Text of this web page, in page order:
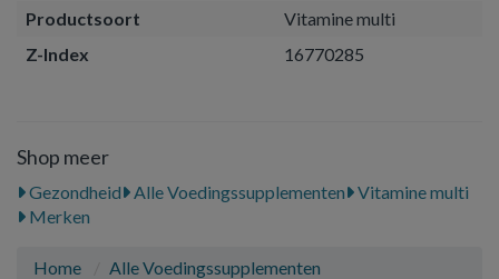
Productsoort
Vitamine multi
Z-Index
16770285
Shop meer
Gezondheid Alle Voedingssupplementen
Vitamine multi
Merken
Home
Alle Voedingssupplementen